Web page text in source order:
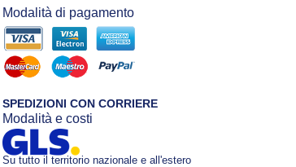
Modalità di pagamento
SPEDIZIONI CON CORRIERE
Modalità e costi
Su tutto il territorio nazionale e all'estero